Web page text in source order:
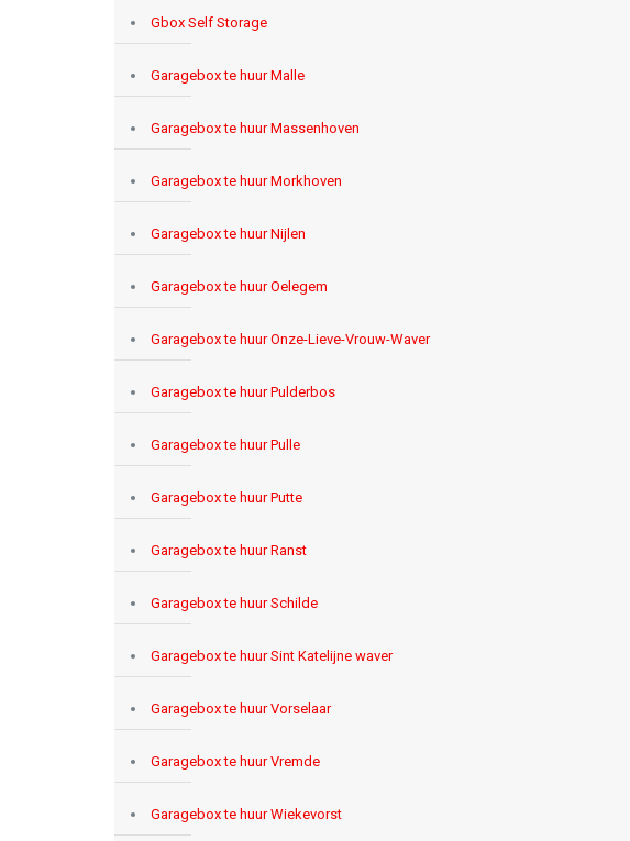
Gbox Self Storage
Garagebox te huur Malle
Garagebox te huur Massenhoven
Garagebox te huur Morkhoven
Garagebox te huur Nijlen
Garagebox te huur Oelegem
Garagebox te huur Onze-Lieve-Vrouw-Waver
Garagebox te huur Pulderbos
Garagebox te huur Pulle
Garagebox te huur Putte
Garagebox te huur Ranst
Garagebox te huur Schilde
Garagebox te huur Sint Katelijne waver
Garagebox te huur Vorselaar
Garagebox te huur Vremde
Garagebox te huur Wiekevorst